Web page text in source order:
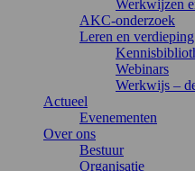
Werkwijzen
AKC-onderzoek
Leren en verdieping
Webinars
Werkwijs –
Actueel
Evenementen
Over ons
Bestuur
Organisatie